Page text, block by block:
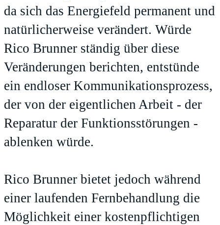
da sich das Energiefeld permanent und
natürlicherweise verändert. Würde
Rico Brunner ständig über diese
Veränderungen berichten, entstünde
ein endloser Kommunikationsprozess,
der von der eigentlichen Arbeit - der
Reparatur der Funktionsstörungen -
ablenken würde.
Rico Brunner bietet jedoch während
einer laufenden Fernbehandlung die
Möglichkeit einer kostenpflichtigen